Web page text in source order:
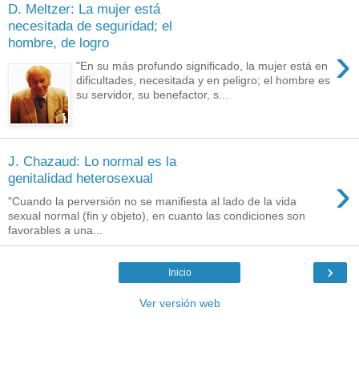
D. Meltzer: La mujer está
necesitada de seguridad; el
hombre, de logro
›
"En su más profundo significado, la mujer está en
dificultades, necesitada y en peligro; el hombre es
su servidor, su benefactor, s...
J. Chazaud: Lo normal es la
genitalidad heterosexual
›
"Cuando la perversión no se manifiesta al lado de la vida
sexual normal (fin y objeto), en cuanto las condiciones son
favorables a una...
›
Inicio
Ver versión web